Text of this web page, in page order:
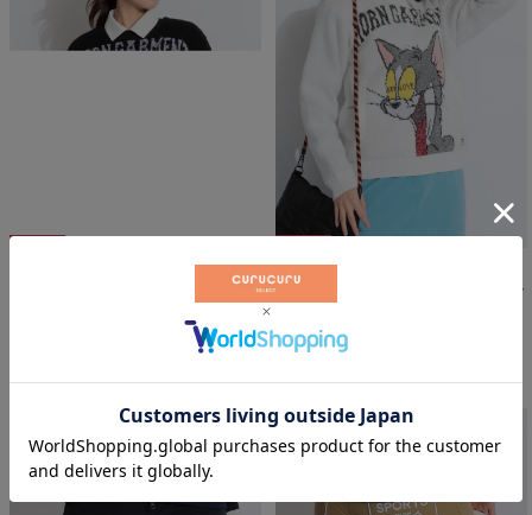
【トムとジェリー】【ユニセック
ス】裏地付きニットプルオーバー
【トムとジェリー】【ユニセック
ス】裏地付きニットプルオーバー
47,025